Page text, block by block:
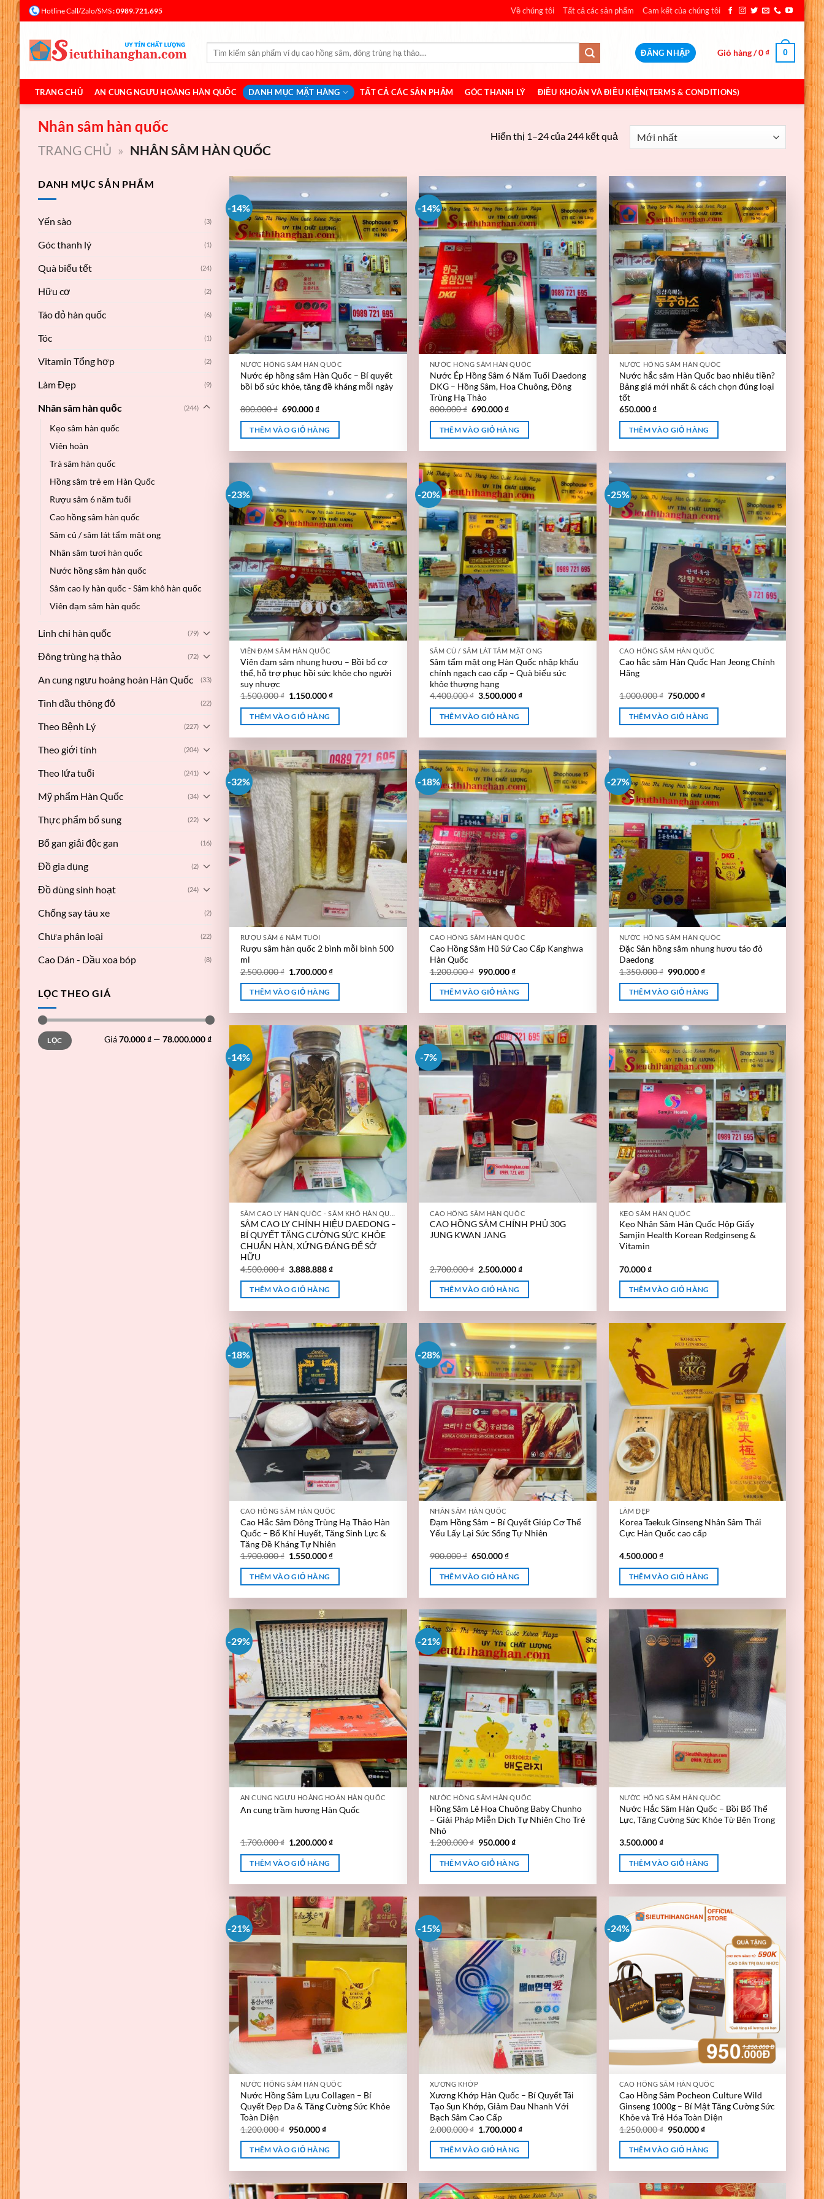
Bỏ
qua
nội
dung
Hotline Call/Zalo/SMS: 0989.721.695 Về chúng tôi Tất cả các sản phẩm Cam kết của chúng tôi
Tìm
ĐĂNG NHẬP Giỏ hàng /0₫ 0
TRANG CHỦ AN CUNG NGƯU HOÀNG HÀN QUỐC DANH MỤC MẶT HÀNG TẤT CẢ CÁC SẢN PHẨM GÓC THANH LÝ ĐIỀU KHOẢN VÀ ĐIỀU KIỆN(TERMS & CONDITIONS)
Nhân sâm hàn quốc
TRANG CHỦ » NHÂN SÂM HÀN QUỐC
Hiển thị 1–24 của 244 kết quả
DANH MỤC SẢN PHẨM
Yến sào (3)
Góc thanh lý (1)
Quà biếu tết (24)
Hữu cơ (2)
Táo đỏ hàn quốc (6)
Tóc (1)
Vitamin Tổng hợp (2)
Làm Đẹp (9)
Nhân sâm hàn quốc (244)
Kẹo sâm hàn quốc
Viên hoàn
Trà sâm hàn quốc
Hồng sâm trẻ em Hàn Quốc
Rượu sâm 6 năm tuổi
Cao hồng sâm hàn quốc
Sâm củ / sâm lát tẩm mật ong
Nhân sâm tươi hàn quốc
Nước hồng sâm hàn quốc
Sâm cao ly hàn quốc - Sâm khô hàn quốc
Viên đạm sâm hàn quốc
Linh chi hàn quốc (79)
Đông trùng hạ thảo (72)
An cung ngưu hoàng hoàn Hàn Quốc (33)
Tinh dầu thông đỏ (22)
Theo Bệnh Lý (227)
Theo giới tính (204)
Theo lứa tuổi (241)
Mỹ phẩm Hàn Quốc (34)
Thực phẩm bổ sung (22)
Bổ gan giải độc gan (16)
Đồ gia dụng (2)
Đồ dùng sinh hoạt (24)
Chống say tàu xe (2)
Chưa phân loại (22)
Cao Dán - Dầu xoa bóp (8)
LỌC THEO GIÁ
Giá
thấp
nhất
Giá
cao
nhất
LỌC Giá70.000 ₫— 78.000.000 ₫
-14%
NƯỚC HỒNG SÂM HÀN QUỐC
Nước ép hồng sâm Hàn Quốc – Bí quyết
bồi bổ sức khỏe, tăng đề kháng mỗi ngày
800.000₫ 690.000₫
THÊM VÀO GIỎ HÀNG
-14%
NƯỚC HỒNG SÂM HÀN QUỐC
Nước Ép Hồng Sâm 6 Năm Tuổi Daedong
DKG – Hồng Sâm, Hoa Chuông, Đông
Trùng Hạ Thảo
800.000₫ 690.000₫
THÊM VÀO GIỎ HÀNG
NƯỚC HỒNG SÂM HÀN QUỐC
Nước hắc sâm Hàn Quốc bao nhiêu tiền?
Bảng giá mới nhất & cách chọn đúng loại
tốt
650.000₫
THÊM VÀO GIỎ HÀNG
-23%
VIÊN ĐẠM SÂM HÀN QUỐC
Viên đạm sâm nhung hươu – Bồi bổ cơ
thể, hỗ trợ phục hồi sức khỏe cho người
suy nhược
1.500.000₫ 1.150.000₫
THÊM VÀO GIỎ HÀNG
-20%
SÂM CỦ / SÂM LÁT TẨM MẬT ONG
Sâm tẩm mật ong Hàn Quốc nhập khẩu
chính ngạch cao cấp – Quà biếu sức
khỏe thượng hạng
4.400.000₫ 3.500.000₫
THÊM VÀO GIỎ HÀNG
-25%
CAO HỒNG SÂM HÀN QUỐC
Cao hắc sâm Hàn Quốc Han Jeong Chính
Hãng
1.000.000₫ 750.000₫
THÊM VÀO GIỎ HÀNG
-32%
RƯỢU SÂM 6 NĂM TUỔI
Rượu sâm hàn quốc 2 bình mỗi bình 500
ml
2.500.000₫ 1.700.000₫
THÊM VÀO GIỎ HÀNG
-18%
CAO HỒNG SÂM HÀN QUỐC
Cao Hồng Sâm Hũ Sứ Cao Cấp Kanghwa
Hàn Quốc
1.200.000₫ 990.000₫
THÊM VÀO GIỎ HÀNG
-27%
NƯỚC HỒNG SÂM HÀN QUỐC
Đặc Sản hồng sâm nhung hươu táo đỏ
Daedong
1.350.000₫ 990.000₫
THÊM VÀO GIỎ HÀNG
-14%
SÂM CAO LY CHÍNH HIỆU DAEDONG –
BÍ QUYẾT TĂNG CƯỜNG SỨC KHỎE
CHUẨN HÀN, XỨNG ĐÁNG ĐỂ SỞ
HỮU
4.500.000₫ 3.888.888₫
THÊM VÀO GIỎ HÀNG
-7%
CAO HỒNG SÂM HÀN QUỐC
CAO HỒNG SÂM CHÍNH PHỦ 30G
JUNG KWAN JANG
2.700.000₫ 2.500.000₫
THÊM VÀO GIỎ HÀNG
KẸO SÂM HÀN QUỐC
Kẹo Nhân Sâm Hàn Quốc Hộp Giấy
Samjin Health Korean Redginseng &
Vitamin
70.000₫
THÊM VÀO GIỎ HÀNG
-18%
CAO HỒNG SÂM HÀN QUỐC
Cao Hắc Sâm Đông Trùng Hạ Thảo Hàn
Quốc – Bổ Khí Huyết, Tăng Sinh Lực &
Tăng Đề Kháng Tự Nhiên
1.900.000₫ 1.550.000₫
THÊM VÀO GIỎ HÀNG
-28%
NHÂN SÂM HÀN QUỐC
Đạm Hồng Sâm – Bí Quyết Giúp Cơ Thể
Yếu Lấy Lại Sức Sống Tự Nhiên
900.000₫ 650.000₫
THÊM VÀO GIỎ HÀNG
LÀM ĐẸP
Korea Taekuk Ginseng Nhân Sâm Thái
Cực Hàn Quốc cao cấp
4.500.000₫
THÊM VÀO GIỎ HÀNG
-29%
AN CUNG NGƯU HOÀNG HOÀN HÀN QUỐC
An cung trầm hương Hàn Quốc
1.700.000₫ 1.200.000₫
THÊM VÀO GIỎ HÀNG
-21%
NƯỚC HỒNG SÂM HÀN QUỐC
Hồng Sâm Lê Hoa Chuông Baby Chunho
– Giải Pháp Miễn Dịch Tự Nhiên Cho Trẻ
Nhỏ
1.200.000₫ 950.000₫
THÊM VÀO GIỎ HÀNG
NƯỚC HỒNG SÂM HÀN QUỐC
Nước Hắc Sâm Hàn Quốc – Bồi Bổ Thể
Lực, Tăng Cường Sức Khỏe Từ Bên Trong
3.500.000₫
THÊM VÀO GIỎ HÀNG
-21%
NƯỚC HỒNG SÂM HÀN QUỐC
Nước Hồng Sâm Lựu Collagen – Bí
Quyết Đẹp Da & Tăng Cường Sức Khỏe
Toàn Diện
1.200.000₫ 950.000₫
THÊM VÀO GIỎ HÀNG
-15%
XƯƠNG KHỚP
Xương Khớp Hàn Quốc – Bí Quyết Tái
Tạo Sụn Khớp, Giảm Đau Nhanh Với
Bạch Sâm Cao Cấp
2.000.000₫ 1.700.000₫
THÊM VÀO GIỎ HÀNG
-24%
CAO HỒNG SÂM HÀN QUỐC
Cao Hồng Sâm Pocheon Culture Wild
Ginseng 1000g – Bí Mật Tăng Cường Sức
Khỏe và Trẻ Hóa Toàn Diện
1.250.000₫ 950.000₫
THÊM VÀO GIỎ HÀNG